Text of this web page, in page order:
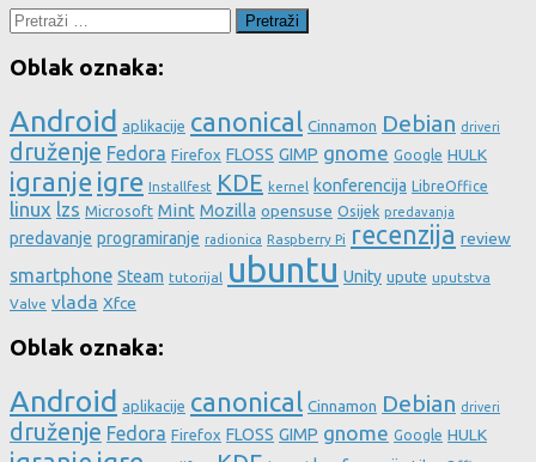
Pretraži:
Oblak oznaka:
Android aplikacije canonical Cinnamon Debian driveri
druženje Fedora Firefox FLOSS GIMP gnome Google HULK
igranje igre Installfest KDE kernel konferencija LibreOffice
linux lzs Microsoft Mint Mozilla opensuse Osijek predavanja
predavanje programiranje radionica Raspberry Pi recenzija review
smartphone Steam tutorijal ubuntu Unity upute uputstva
Valve vlada Xfce
Oblak oznaka:
Android aplikacije canonical Cinnamon Debian driveri
druženje Fedora Firefox FLOSS GIMP gnome Google HULK